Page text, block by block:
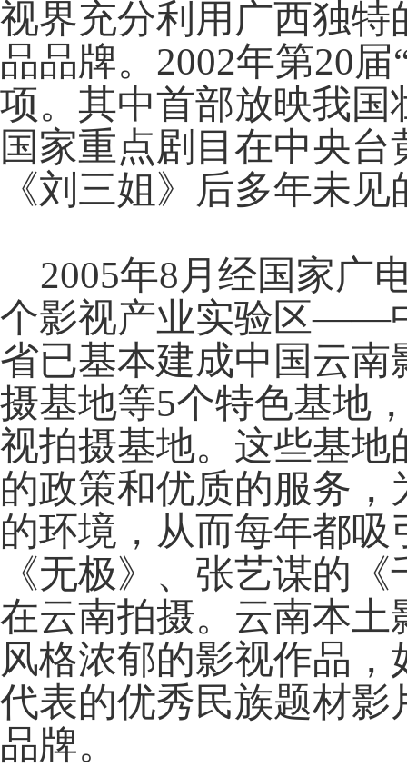
视界充分利用广西独
品品牌。2002年第20
项。其中首部放映我国
国家重点剧目在中央
《刘三姐》后多年未
2005年8月经国家广
个影视产业实验区——
省已基本建成中国云
摄基地等5个特色基地
视拍摄基地。这些基
的政策和优质的服务
的环境，从而每年都
《无极》、张艺谋的
在云南拍摄。云南本
风格浓郁的影视作品
代表的优秀民族题材影
品牌。